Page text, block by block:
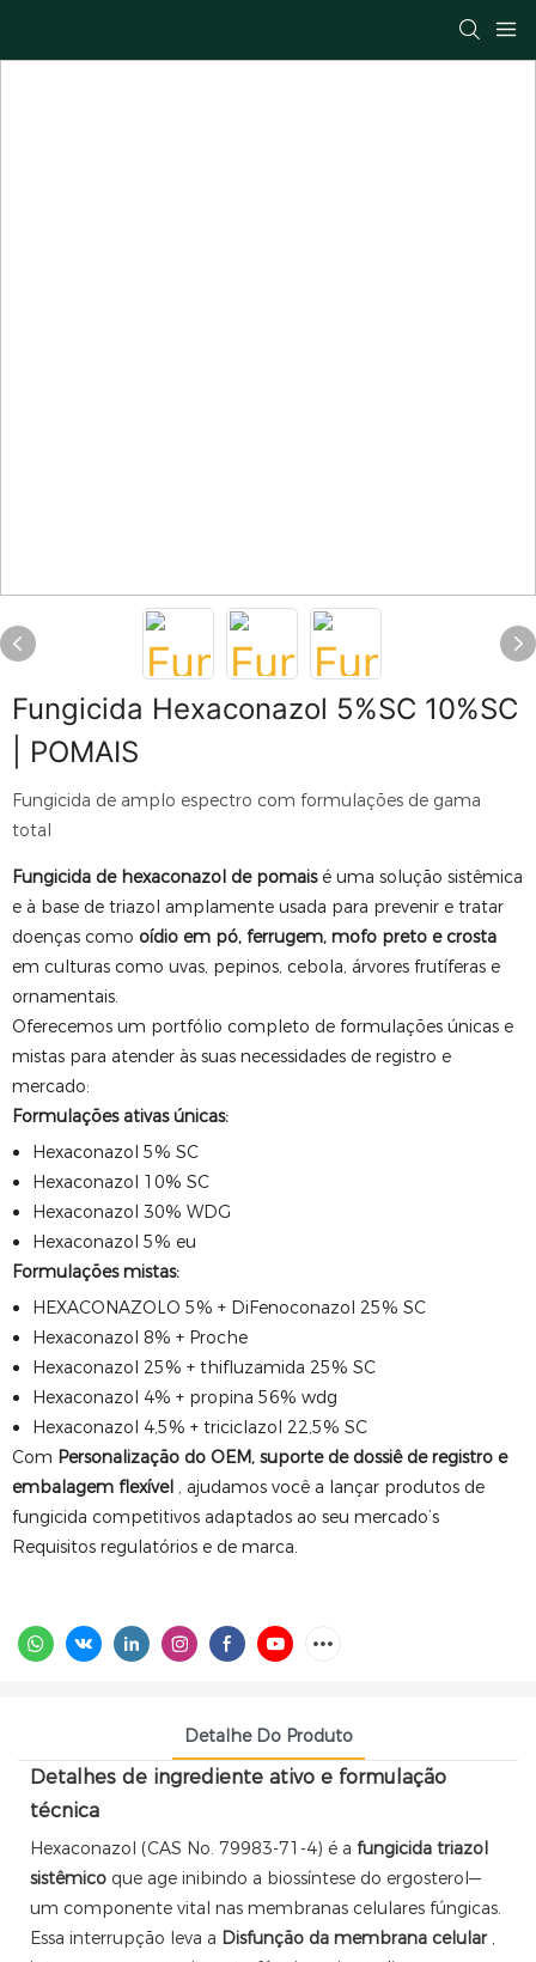
Fungicida Hexaconazol 5%SC 10%SC
| POMAIS
Fungicida de amplo espectro com formulações de gama
total
Fungicida de hexaconazol de pomais é uma solução sistêmica
e à base de triazol amplamente usada para prevenir e tratar
doenças como oídio em pó, ferrugem, mofo preto e crosta
em culturas como uvas, pepinos, cebola, árvores frutíferas e
ornamentais.
Oferecemos um portfólio completo de formulações únicas e
mistas para atender às suas necessidades de registro e
mercado:
Formulações ativas únicas:
Hexaconazol 5% SC
Hexaconazol 10% SC
Hexaconazol 30% WDG
Hexaconazol 5% eu
Formulações mistas:
HEXACONAZOLO 5% + DiFenoconazol 25% SC
Hexaconazol 8% + Proche
Hexaconazol 25% + thifluzamida 25% SC
Hexaconazol 4% + propina 56% wdg
Hexaconazol 4,5% + triciclazol 22,5% SC
Com Personalização do OEM, suporte de dossiê de registro e
embalagem flexível , ajudamos você a lançar produtos de
fungicida competitivos adaptados ao seu mercado’s
Requisitos regulatórios e de marca.
Detalhe Do Produto
Detalhes de ingrediente ativo e formulação
técnica
Hexaconazol (CAS No. 79983-71-4) é a fungicida triazol
sistêmico que age inibindo a biossíntese do ergosterol—
um componente vital nas membranas celulares fúngicas.
Essa interrupção leva a Disfunção da membrana celular ,